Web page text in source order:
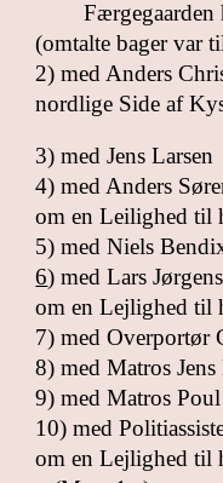
(omtalte bager var
2) med Anders
nordlige Side af
3) med Jens Larsen
4) med
om en Leilighed til
5) med Niels
6) med
om en Lejlighed til
7) med Overportør
8) med Matros Jens
9) med Matros
10) med
om en Lejlighed til